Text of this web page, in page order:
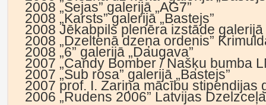
2008 „Sejas” galerijā „AG7”
2008 „Karsts” galerijā „Bastejs”
2008 Jēkabpils plenēra izstāde galerijā
2008 „Dzeltenā dzeņa ordenis”
2008 „6” galerijā „Daugava”
2007 „Candy Bomber / Našķu bumba
2007 „Sub rosa” galerijā „Bastejs”
2007 prof. I. Zariņa mācību stipendijas
2006 „Rudens 2006” Latvijas